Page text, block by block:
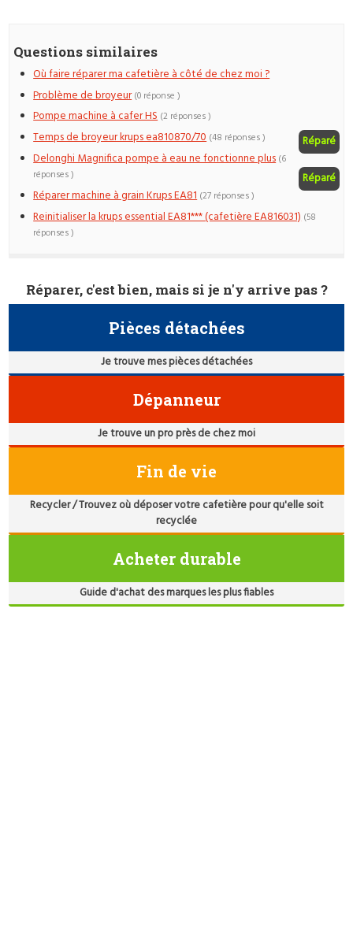
Questions similaires
Où faire réparer ma cafetière à côté de chez moi ?
Problème de broyeur (0 réponse )
Pompe machine à cafer HS (2 réponses )
Temps de broyeur krups ea810870/70 Réparé
(48 réponses )
Delonghi Magnifica pompe à eau ne fonctionne plus
Réparé
(6
réponses )
Réparer machine à grain Krups EA81 (27 réponses )
Reinitialiser la krups essential EA81*** (cafetière EA816031) (58
réponses )
Réparer, c'est bien, mais si je n'y arrive pas ?
Pièces détachées
Je trouve mes pièces détachées
Dépanneur
Je trouve un pro près de chez moi
Fin de vie
Recycler / Trouvez où déposer votre cafetière pour qu'elle soit
recyclée
Acheter durable
Guide d'achat des marques les plus fiables